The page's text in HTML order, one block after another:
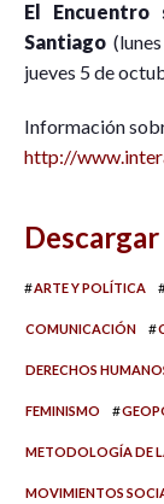
El
Santiago
jueves 5 de
Información
http://
Descargar
#ARTE Y POLÍTICA
COMUNICACIÓN #
DERECHOS
FEMINISMO #
METODOLOGÍA DE
MOVIMIENTOS